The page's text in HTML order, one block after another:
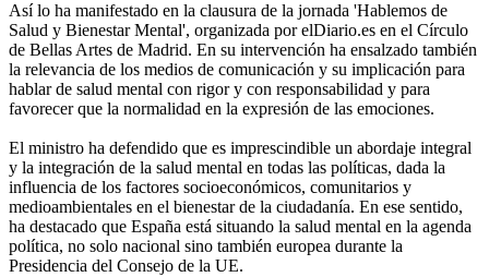
Así lo ha manifestado en la clausura de la jornada 'Hablemos de
Salud y Bienestar Mental', organizada por elDiario.es en el Círculo
de Bellas Artes de Madrid. En su intervención ha ensalzado también
la relevancia de los medios de comunicación y su implicación para
hablar de salud mental con rigor y con responsabilidad y para
favorecer que la normalidad en la expresión de las emociones.
El ministro ha defendido que es imprescindible un abordaje integral
y la integración de la salud mental en todas las políticas, dada la
influencia de los factores socioeconómicos, comunitarios y
medioambientales en el bienestar de la ciudadanía. En ese sentido,
ha destacado que España está situando la salud mental en la agenda
política, no solo nacional sino también europea durante la
Presidencia del Consejo de la UE.